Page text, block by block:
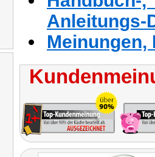
Anleitungs-